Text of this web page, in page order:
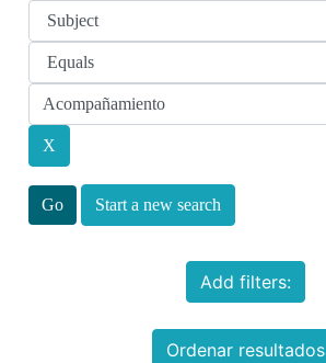
Start a new search
Add filters:
Ordenar resultados